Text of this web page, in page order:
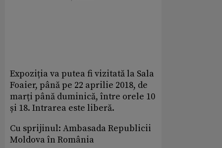
Expoziția va putea fi vizitată la Sala
Foaier, până pe 22 aprilie 2018, de
marți până duminică, între orele 10
și 18. Intrarea este liberă.
Cu sprijinul: Ambasada Republicii
Moldova în România